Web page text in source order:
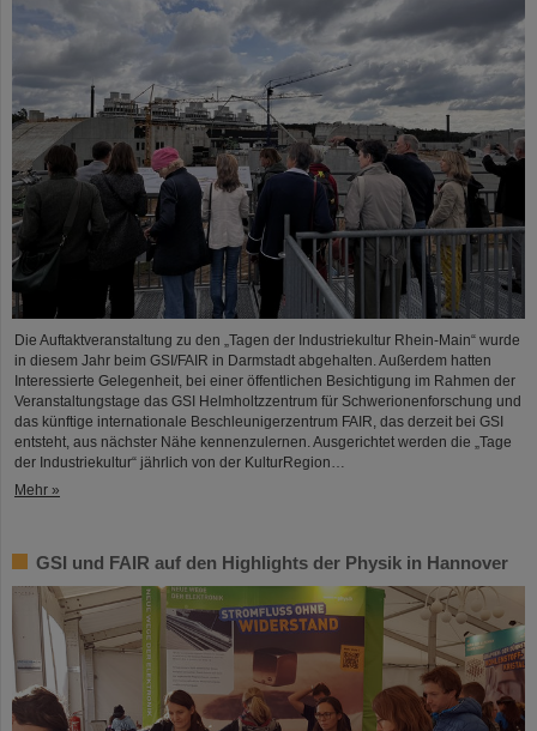
Die Auftaktveranstaltung zu den „Tagen der Industriekultur Rhein-Main“ wurde
in diesem Jahr beim GSI/FAIR in Darmstadt abgehalten. Außerdem hatten
Interessierte Gelegenheit, bei einer öffentlichen Besichtigung im Rahmen der
Veranstaltungstage das GSI Helmholtzzentrum für Schwerionenforschung und
das künftige internationale Beschleunigerzentrum FAIR, das derzeit bei GSI
entsteht, aus nächster Nähe kennenzulernen. Ausgerichtet werden die „Tage
der Industriekultur“ jährlich von der KulturRegion…
Mehr »
GSI und FAIR auf den Highlights der Physik in Hannover